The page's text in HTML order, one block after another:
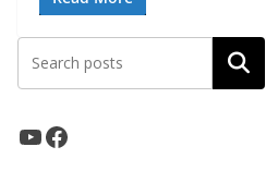
ค้นหา
YouTube Facebook